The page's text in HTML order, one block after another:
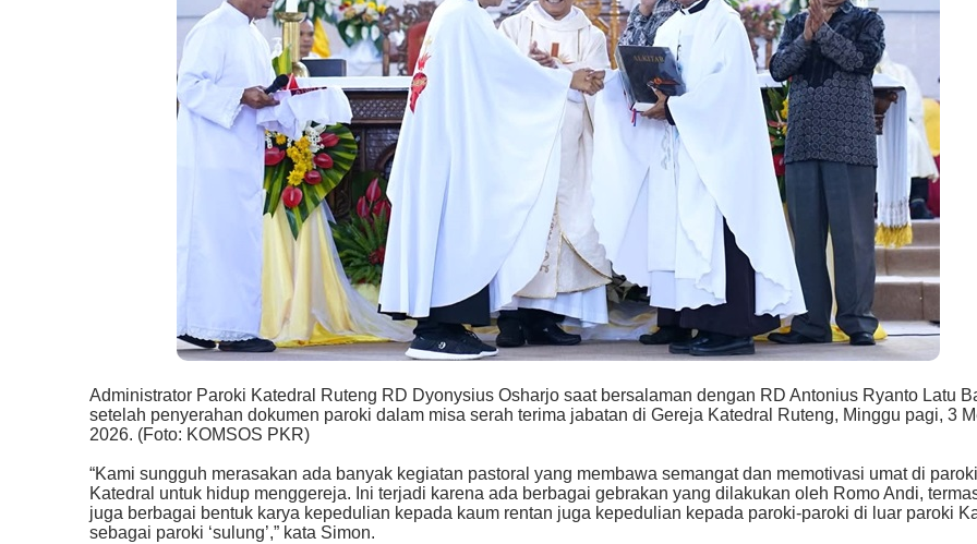
Administrator Paroki Katedral Ruteng RD Dyonysius Osharjo saat bersalaman dengan RD Antonius Ryanto Latu
setelah penyerahan dokumen paroki dalam misa serah terima jabatan di Gereja Katedral Ruteng, Minggu pagi, 3
2026. (Foto: KOMSOS PKR)
“Kami sungguh merasakan ada banyak kegiatan pastoral yang membawa semangat dan memotivasi umat di paroki
Katedral untuk hidup menggereja. Ini terjadi karena ada berbagai gebrakan yang dilakukan oleh Romo Andi,
juga berbagai bentuk karya kepedulian kepada kaum rentan juga kepedulian kepada paroki-paroki di luar paroki
sebagai paroki ‘sulung’,” kata Simon.